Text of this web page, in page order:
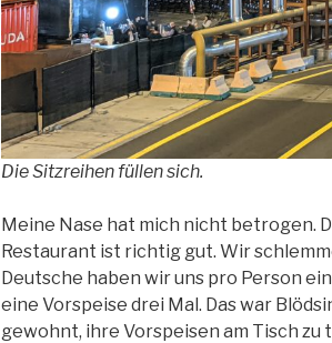
Die Sitzreihen füllen sich.
Meine Nase hat mich nicht betrogen.
Restaurant ist richtig gut. Wir
Deutsche haben wir uns pro Person
eine Vorspeise drei Mal. Das war
gewohnt, ihre Vorspeisen am Tisch zu